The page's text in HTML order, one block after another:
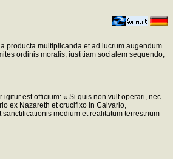
producta multiplicanda et ad lucrum augendum
ordinis moralis, iustitiam socialem sequendo,
est officium: « Si quis non vult operari, nec
ex Nazareth et crucifixo in Calvario,
medium et realitatum terrestrium